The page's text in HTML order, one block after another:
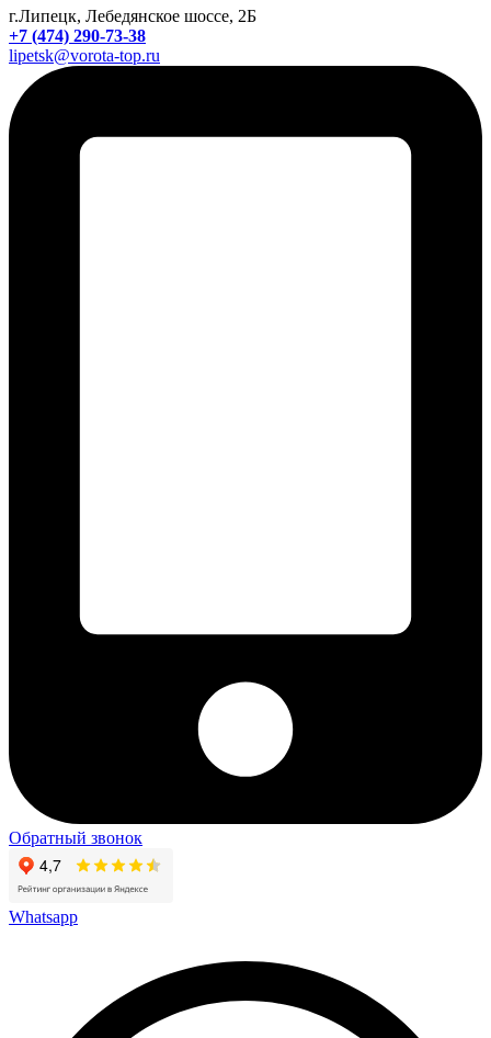
г.Липецк, Лебедянское шоссе, 2Б
+7 (474) 290-73-38
lipetsk@vorota-top.ru
Обратный звонок
Whatsapp